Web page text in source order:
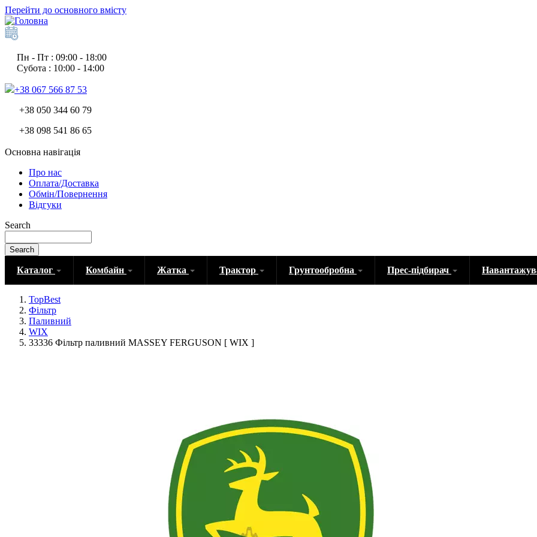
Перейти до основного вмісту
Пн - Пт : 09:00 - 18:00
Субота : 10:00 - 14:00
+38 067 566 87 53
+38 050 344 60 79
+38 098 541 86 65
Основна навігація
Про нас
Оплата/Доставка
Обмін/Повернення
Відгуки
Search
Search
Каталог Комбайн Жатка Трактор Грунтообробна Прес-підбирач
TopBest
Фільтр
Паливний
WIX
33336 Фільтр паливний MASSEY FERGUSON [ WIX ]